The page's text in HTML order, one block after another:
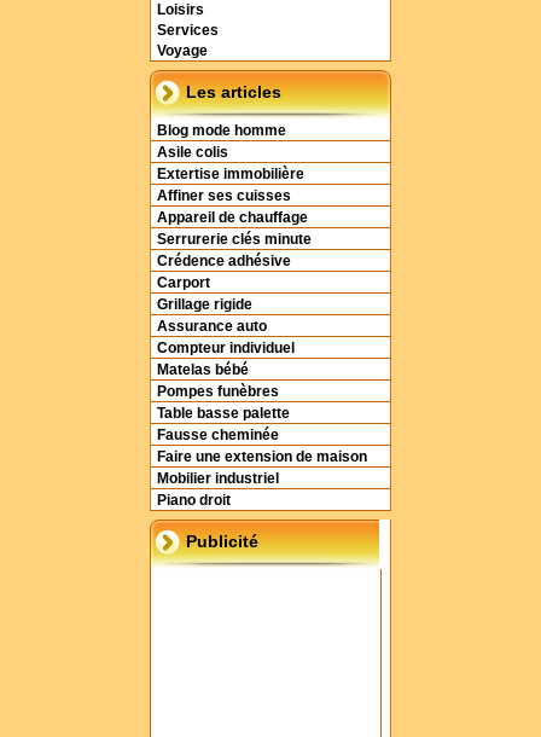
Loisirs
Services
Voyage
Les articles
Blog mode homme
Asile colis
Extertise immobilière
Affiner ses cuisses
Appareil de chauffage
Serrurerie clés minute
Crédence adhésive
Carport
Grillage rigide
Assurance auto
Compteur individuel
Matelas bébé
Pompes funèbres
Table basse palette
Fausse cheminée
Faire une extension de maison
Mobilier industriel
Piano droit
Publicité